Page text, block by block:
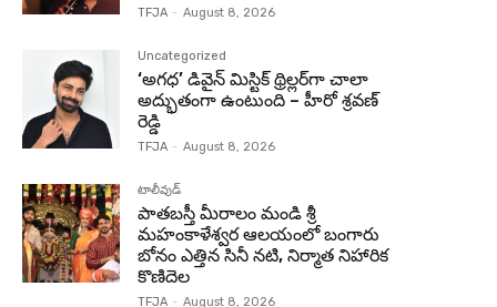
TFJA - August 8, 2026
Uncategorized
‘అగధ’ డివైన్ మిస్టిక్ థ్రిల్లర్‌గా చాలా
అద్భుతంగా ఉంటుంది – హీరో శ్రవణ్
రెడ్డి
TFJA - August 8, 2026
టాలీవుడ్
పాతబస్తీ మీరాలం మండి శ్రీ
మహంకాళేశ్వర ఆలయంలో బంగారు
బోనం ఎత్తిన సినీ నటి, నిర్మాత నిహారిక
కొణిదెల
TFJA - August 8, 2026